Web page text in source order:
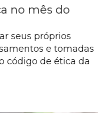
no mês do
seus próprios
e tomadas
código de ética da